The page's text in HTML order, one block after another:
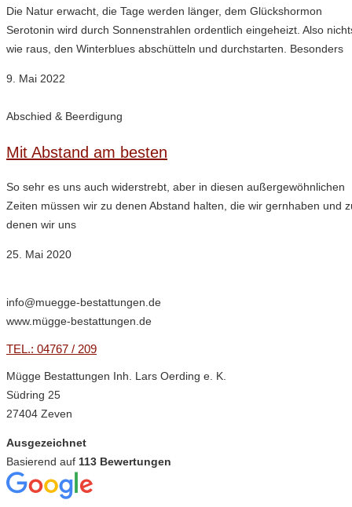
Die Natur erwacht, die Tage werden länger, dem Glückshormon
Serotonin wird durch Sonnenstrahlen ordentlich eingeheizt. Also
wie raus, den Winterblues abschütteln und durchstarten. Besonders
9. Mai 2022
Abschied & Beerdigung
Mit Abstand am besten
So sehr es uns auch widerstrebt, aber in diesen außergewöhnlichen
Zeiten müssen wir zu denen Abstand halten, die wir gernhaben und
denen wir uns
25. Mai 2020
info@muegge-bestattungen.de
www.mügge-bestattungen.de
TEL.: 04767 / 209
Mügge Bestattungen Inh. Lars Oerding e. K.
Südring 25
27404 Zeven
Ausgezeichnet
Basierend auf 113 Bewertungen